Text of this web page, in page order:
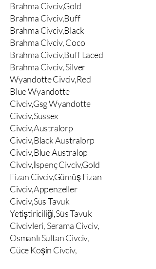
Brahma Civciv,Gold
Brahma Civciv,Buff
Brahma Civciv,Black
Brahma Civciv, Coco
Brahma Civciv,Buff Laced
Brahma Civciv, Silver
Wyandotte Civciv,Red
Blue Wyandotte
Civciv,Gsg Wyandotte
Civciv,Sussex
Civciv,Australorp
Civciv,Black Australorp
Civciv,Blue Australop
Civciv,İspenç Civciv,Gold
Fizan Civciv,Gümüş Fizan
Civciv,Appenzeller
Civciv,Süs Tavuk
Yetiştiriciliği,Süs Tavuk
Civcivleri, Serama Civciv,
Osmanlı Sultan Civciv,
Cüce Koşin Civciv,